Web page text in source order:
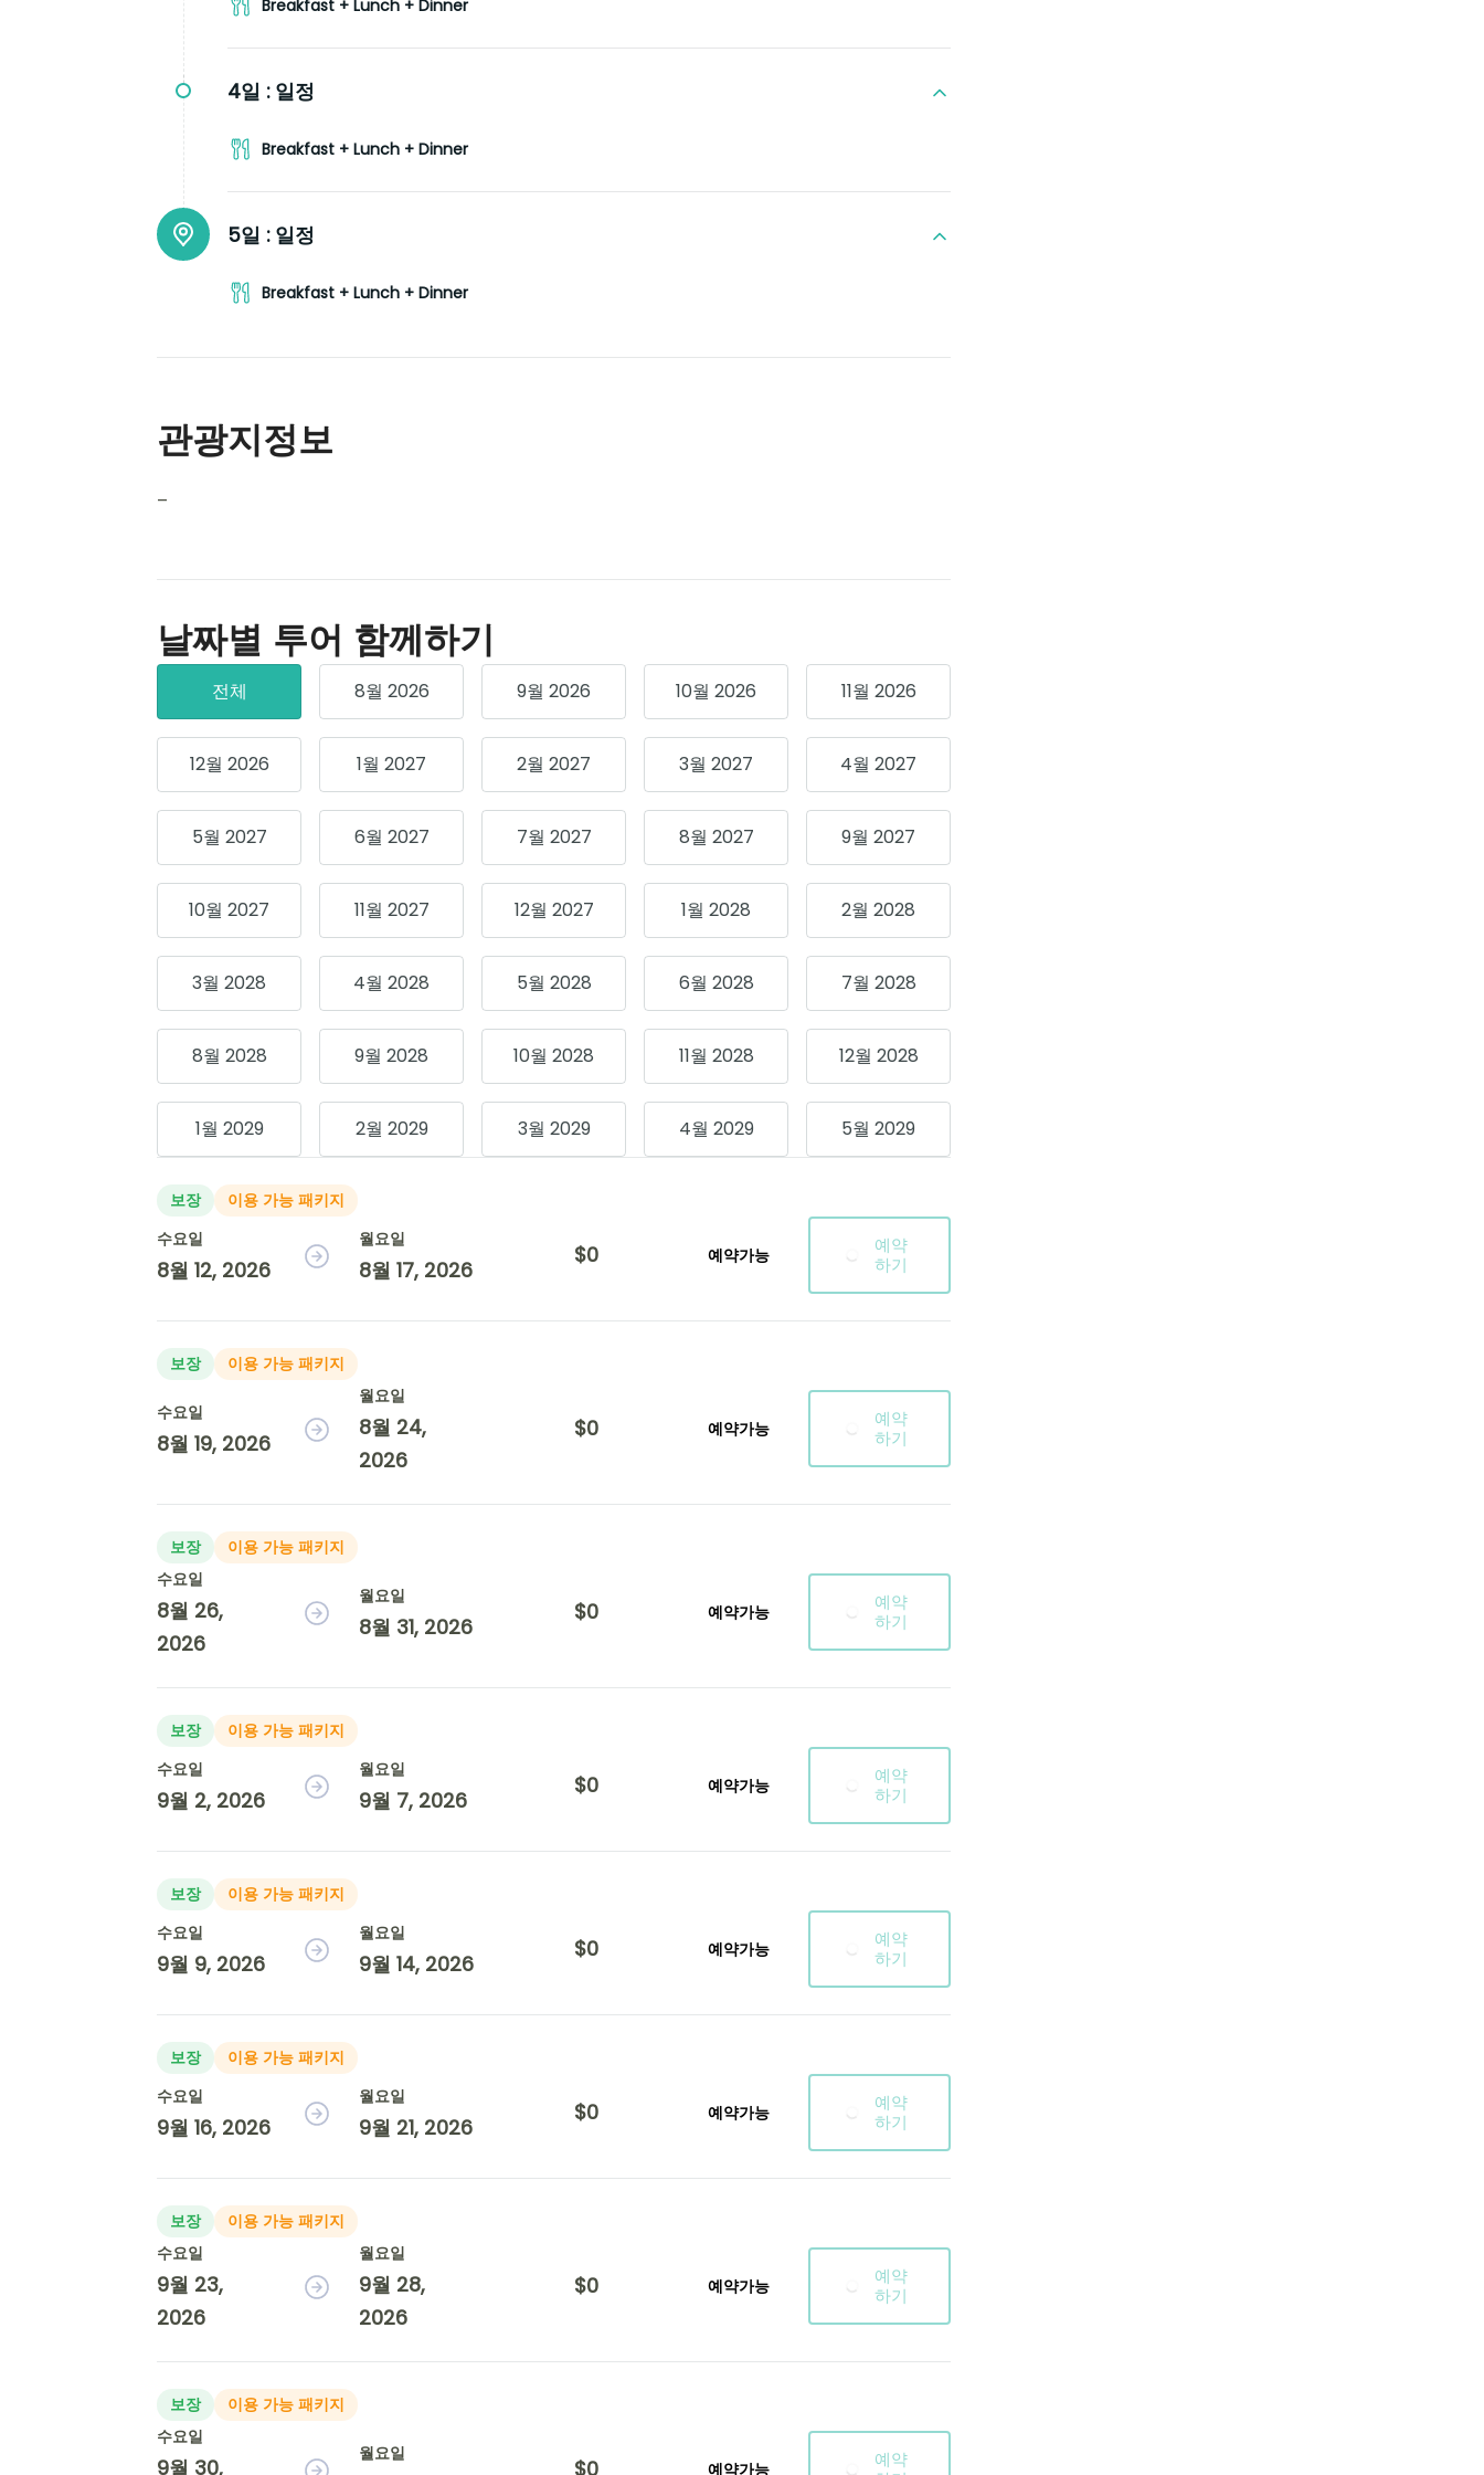
Breakfast + Lunch + Dinner
4일 : 일정
Breakfast + Lunch + Dinner
5일 : 일정
Breakfast + Lunch + Dinner
관광지정보
–
날짜별 투어 함께하기
전체 8월 2026 9월 2026 10월 2026 11월 2026
12월 2026 1월 2027 2월 2027 3월 2027 4월 2027
5월 2027 6월 2027 7월 2027 8월 2027 9월 2027
10월 2027 11월 2027 12월 2027 1월 2028 2월 2028
3월 2028 4월 2028 5월 2028 6월 2028 7월 2028
8월 2028 9월 2028 10월 2028 11월 2028 12월 2028
1월 2029 2월 2029 3월 2029 4월 2029 5월 2029
보장
이용 가능 패키지
수요일
8월 12, 2026
월요일
8월 17, 2026
$0 예약가능
예약
하기
보장 이용 가능 패키지
수요일
8월 19, 2026
월요일
8월 24,
2026
$0 예약가능
예약
하기
보장
이용 가능 패키지
수요일
8월 26,
2026
월요일
8월 31, 2026
$0 예약가능
예약
하기
보장
이용 가능 패키지
수요일
9월 2, 2026
월요일
9월 7, 2026
$0 예약가능
예약
하기
보장
이용 가능 패키지
수요일
9월 9, 2026
월요일
9월 14, 2026
$0 예약가능
예약
하기
보장
이용 가능 패키지
수요일
9월 16, 2026
월요일
9월 21, 2026
$0 예약가능
예약
하기
보장
이용 가능 패키지
수요일
9월 23,
2026
월요일
9월 28,
2026
$0 예약가능
예약
하기
보장
이용 가능 패키지
수요일
9월 30,
월요일
$0 예약가능
예약